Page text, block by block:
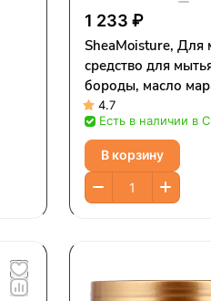
1 233 ₽
SheaMoisture, Для
средство для
бороды, масло
масло ши, 177 мл
Унций)
4.7
Есть в наличии в
В корзину